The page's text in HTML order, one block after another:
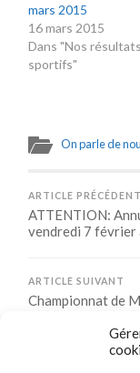
mars 2015
16 mars 2015
Dans "Nos résultats
sportifs"
On parle de
ARTICLE PRÉCÉDENT
ATTENTION:
vendredi 7 février
ARTICLE SUIVANT
Championnat de